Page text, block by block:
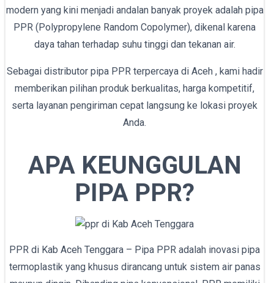
modern yang kini menjadi andalan banyak proyek adalah pipa
PPR (Polypropylene Random Copolymer), dikenal karena
daya tahan terhadap suhu tinggi dan tekanan air.
Sebagai distributor pipa PPR terpercaya di Aceh , kami hadir
memberikan pilihan produk berkualitas, harga kompetitif,
serta layanan pengiriman cepat langsung ke lokasi proyek
Anda.
APA KEUNGGULAN
PIPA PPR?
PPR di Kab Aceh Tenggara – Pipa PPR adalah inovasi pipa
termoplastik yang khusus dirancang untuk sistem air panas